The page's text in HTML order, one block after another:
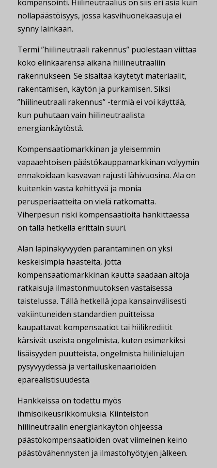
kompensointi. Hiilineutraalius on siis eri asia kuin
nollapäästöisyys, jossa kasvihuonekaasuja ei
synny lainkaan.
Termi ”hiilineutraali rakennus” puolestaan viittaa
koko elinkaarensa aikana hiilineutraaliin
rakennukseen. Se sisältää käytetyt materiaalit,
rakentamisen, käytön ja purkamisen. Siksi
”hiilineutraali rakennus” -termiä ei voi käyttää,
kun puhutaan vain hiilineutraalista
energiankäytöstä.
Kompensaatiomarkkinan ja yleisemmin
vapaaehtoisen päästökauppamarkkinan volyymin
ennakoidaan kasvavan rajusti lähivuosina. Ala on
kuitenkin vasta kehittyvä ja monia
perusperiaatteita on vielä ratkomatta.
Viherpesun riski kompensaatioita hankittaessa
on tällä hetkellä erittäin suuri.
Alan läpinäkyvyyden parantaminen on yksi
keskeisimpiä haasteita, jotta
kompensaatiomarkkinan kautta saadaan aitoja
ratkaisuja ilmastonmuutoksen vastaisessa
taistelussa. Tällä hetkellä jopa kansainvälisesti
vakiintuneiden standardien puitteissa
kaupattavat kompensaatiot tai hiilikrediitit
kärsivät useista ongelmista, kuten esimerkiksi
lisäisyyden puutteista, ongelmista hiilinielujen
pysyvyydessä ja vertailuskenaarioiden
epärealistisuudesta.
Hankkeissa on todettu myös
ihmisoikeusrikkomuksia. Kiinteistön
hiilineutraalin energiankäytön ohjeessa
päästökompensaatioiden ovat viimeinen keino
päästövähennysten ja ilmastohyötyjen jälkeen.